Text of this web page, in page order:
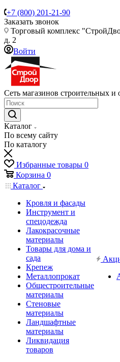
+7 (800) 201-21-90
Заказать звонок
Торговый комплекс
д. 2
Войти
Сеть магазинов строительных и
Каталог
По всему сайту
По каталогу
Избранные товары 0
Корзина 0
Каталог
Кровля и фасады
Инструмент и
спецодежда
Лакокрасочные
материалы
Товары для дома и
сада
Крепеж
Металлопрокат
Общестроительные
материалы
Стеновые
материалы
Ландшафтные
материалы
Ликвидация
товаров